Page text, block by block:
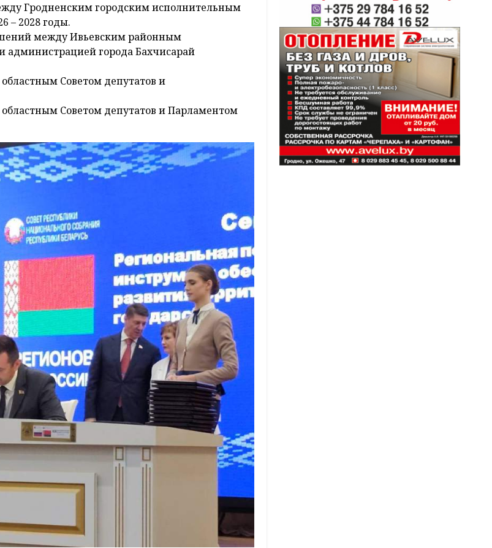
Гродненским городским исполнительным
– 2028 годы.
между Ивьевским районным
администрацией города Бахчисарай
Советом депутатов и
Советом депутатов и Парламентом